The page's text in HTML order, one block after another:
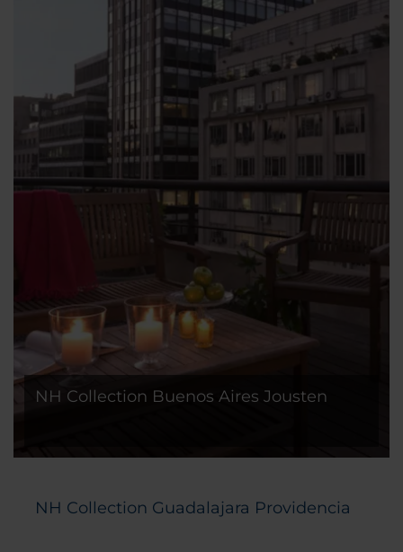
NH Collection Buenos Aires Jousten
NH Collection Guadalajara Providencia